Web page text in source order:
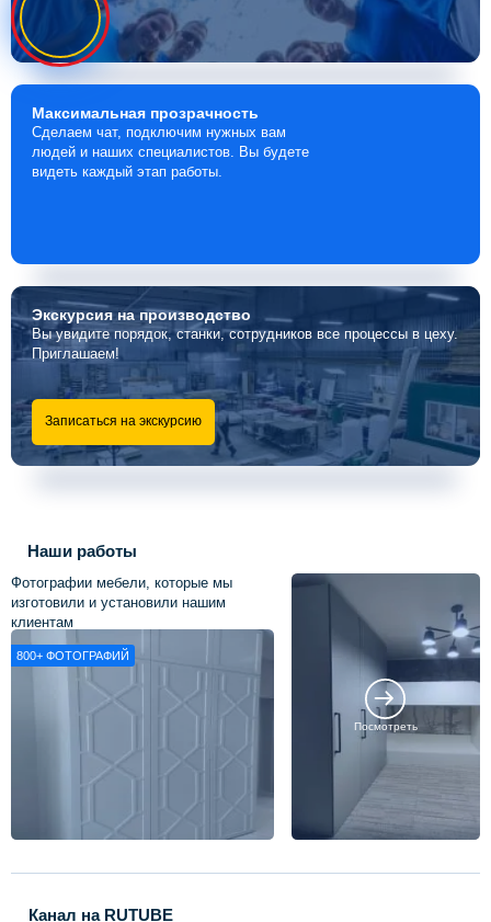
Максимальная прозрачность
Сделаем чат, подключим нужных вам
людей и наших специалистов. Вы будете
видеть каждый этап работы.
Экскурсияна производство
Вы увидите порядок, станки, сотрудников все процессы в цеху.
Приглашаем!
Записаться на экскурсию
Наши работы
Фотографии мебели, которые мы
изготовили и установили нашим
клиентам
800+ ФОТОГРАФИЙ
Посмотреть
Канал на RUTUBE